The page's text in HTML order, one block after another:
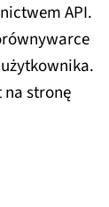
API.
stronę